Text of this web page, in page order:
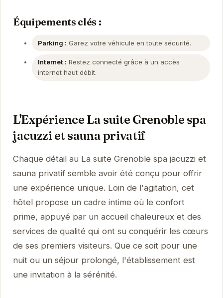
Équipements clés :
Parking : Garez votre véhicule en toute sécurité.
Internet : Restez connecté grâce à un accès
internet haut débit.
L'Expérience La suite Grenoble spa
jacuzzi et sauna privatif
Chaque détail au La suite Grenoble spa jacuzzi et
sauna privatif semble avoir été conçu pour offrir
une expérience unique. Loin de l'agitation, cet
hôtel propose un cadre intime où le confort
prime, appuyé par un accueil chaleureux et des
services de qualité qui ont su conquérir les cœurs
de ses premiers visiteurs. Que ce soit pour une
nuit ou un séjour prolongé, l'établissement est
une invitation à la sérénité.